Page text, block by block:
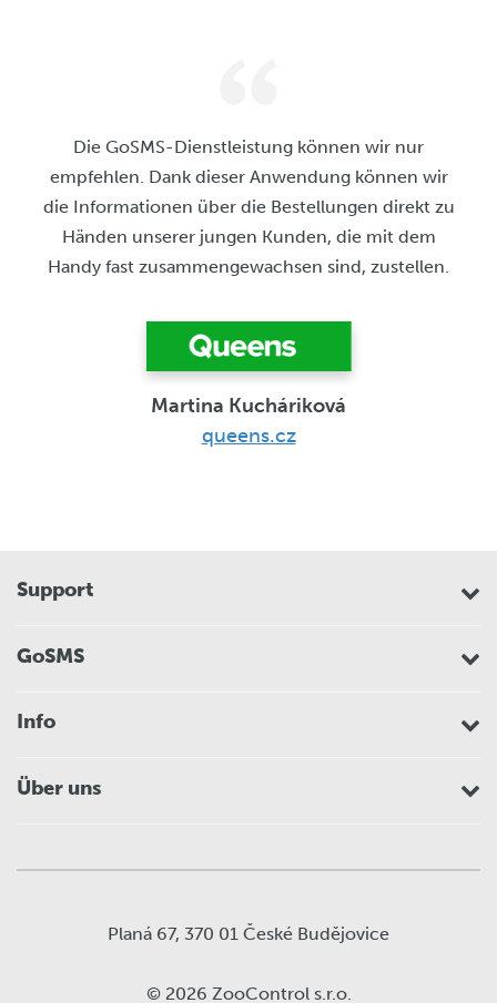
Die GoSMS-Dienstleistung können wir nur
empfehlen. Dank dieser Anwendung können wir
die Informationen über die Bestellungen direkt zu
Händen unserer jungen Kunden, die mit dem
Handy fast zusammengewachsen sind, zustellen.
Martina Kucháriková
queens.cz
Support
GoSMS
Info
Über uns
Planá 67, 370 01 České Budějovice
© 2026 ZooControl s.r.o.